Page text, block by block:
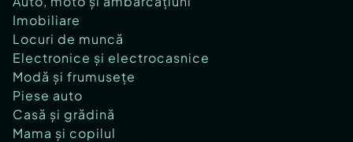
Imobiliare
Locuri de muncă
Electronice și electrocasnice
Modă și frumusețe
Piese auto
Casă și grădină
Mama și copilul